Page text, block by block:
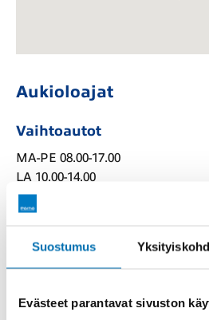
Suostumus
Evästeet parantavat sivuston
Aukioloajat
Vaihtoautot
MA-PE 08.00-17.00
LA 10.00-14.00
Paikallishallinto
MA-PE 08.00-16.00
Vaihtoautot